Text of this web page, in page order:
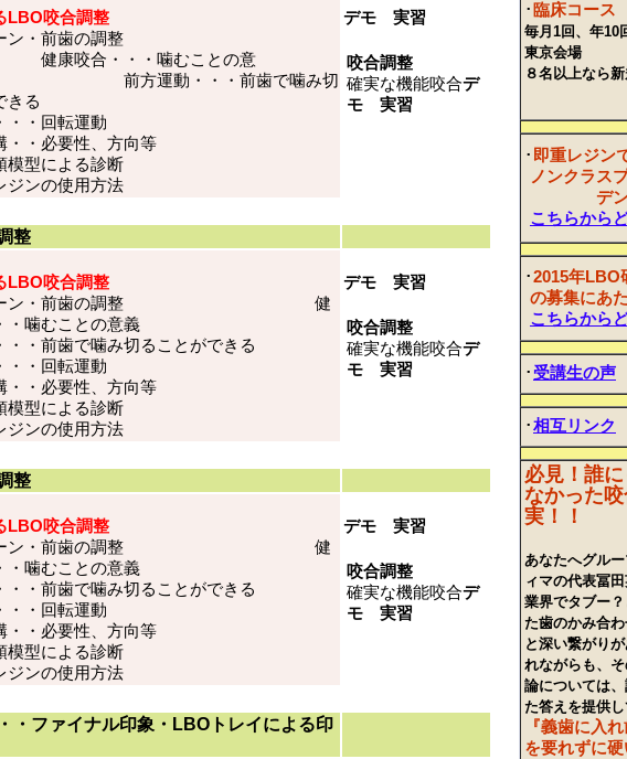
LBO咬合調整
ーン・前歯の調整
合・・・噛むことの意
運動・・・前歯で噛み切
きる
・・回転運動
・・必要性、方向等
模型による診断
ジンの使用方法
デモ 実習
咬合調整
確実な機能咬合デ
モ 実習
整
LBO咬合調整
ゾーン・前歯の調整 健
・噛むことの意義
・・前歯で噛み切ることができる
・・回転運動
・・必要性、方向等
模型による診断
ジンの使用方法
デモ 実習
咬合調整
確実な機能咬合デ
モ 実習
整
LBO咬合調整
ゾーン・前歯の調整 健
・噛むことの意義
・・前歯で噛み切ることができる
・・回転運動
・・必要性、方向等
模型による診断
ジンの使用方法
デモ 実習
咬合調整
確実な機能咬合デ
モ 実習
・ファイナル印象・LBOトレイによる印
･ 臨床コース
毎月1回、年10
東京会場
８名以上なら
･ 即重レジン
ノンクラス
デ
こちらから
･2015年LBO
の募集にあ
こちらから
･ 受講生の声
･相互リンク
必見！誰に
なかった
実！！
あなたへグル
ィマの代表冨
業界でタブー
た歯のかみ合
と深い繋がり
れながらも、
論については
た答えを提供
『義歯に入
を要れずに